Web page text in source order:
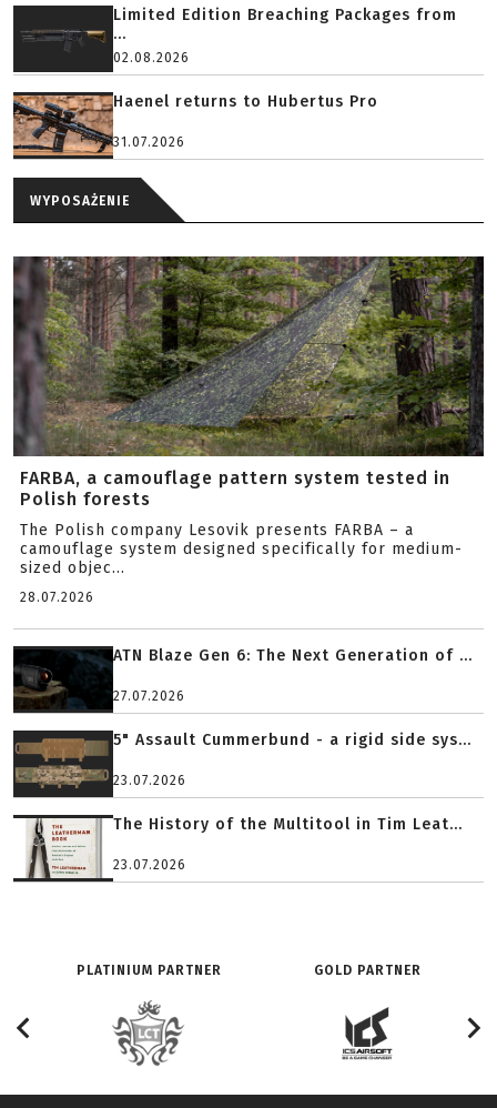
Limited Edition Breaching Packages from
...
02.08.2026
Haenel returns to Hubertus Pro
31.07.2026
WYPOSAŻENIE
FARBA, a camouflage pattern system tested in
Polish forests
The Polish company Lesovik presents FARBA – a
camouflage system designed specifically for medium-
sized objec...
28.07.2026
ATN Blaze Gen 6: The Next Generation of ...
27.07.2026
5" Assault Cummerbund - a rigid side sys...
23.07.2026
The History of the Multitool in Tim Leat...
23.07.2026
PLATINIUM PARTNER GOLD PARTNER